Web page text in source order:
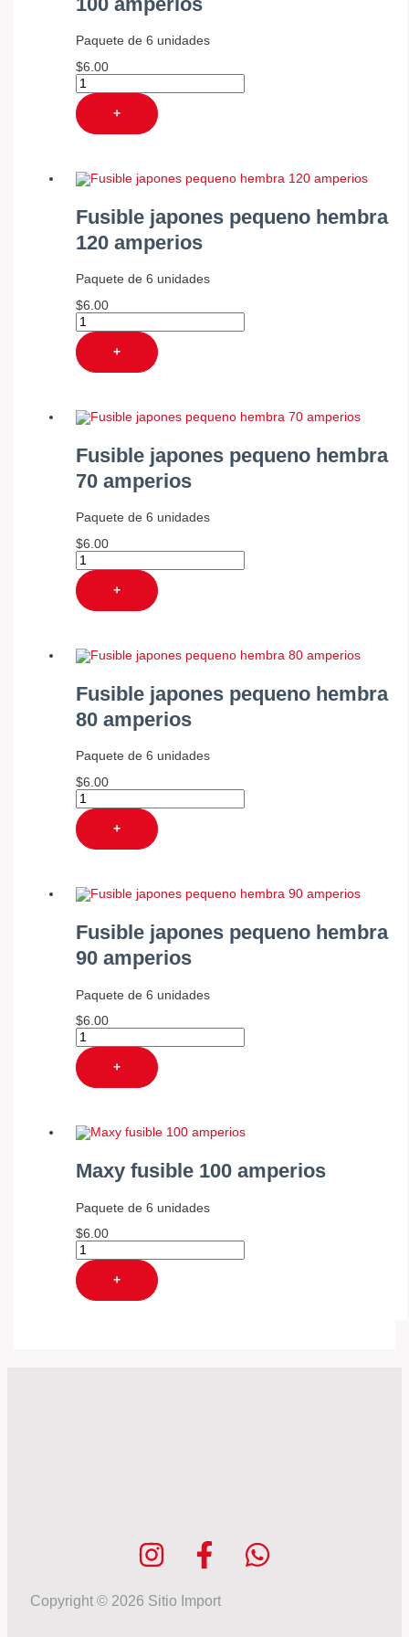
Paquete de 6 unidades
$6.00
+
Fusible japones pequeno hembra
120 amperios
Paquete de 6 unidades
$6.00
+
Fusible japones pequeno hembra
70 amperios
Paquete de 6 unidades
$6.00
+
Fusible japones pequeno hembra
80 amperios
Paquete de 6 unidades
$6.00
+
Fusible japones pequeno hembra
90 amperios
Paquete de 6 unidades
$6.00
+
Maxy fusible 100 amperios
Paquete de 6 unidades
$6.00
+
Copyright © 2026 Sitio Import